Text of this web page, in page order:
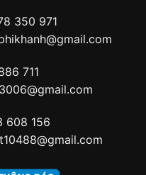
350 971
711
608 156